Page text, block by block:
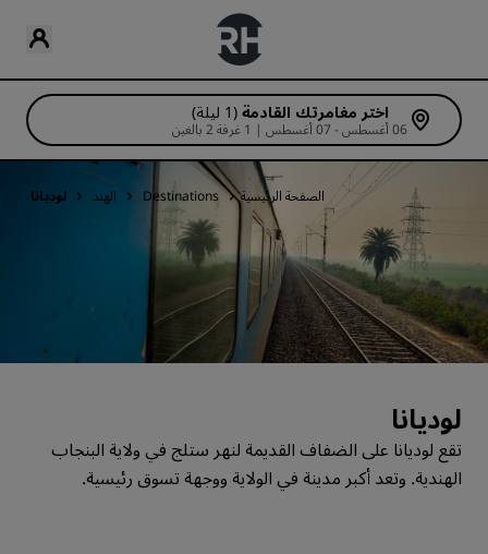
اختر مغامرتك القادمة (1 ليلة)
06 أغسطس - 07 أغسطس | 1 غرفة 2 بالغين
الصفحة الرئيسية Destinations الهند لوديانا
لوديانا
تقع لوديانا على الضفاف القديمة لنهر ستلج في ولاية البنجاب
الهندية. وتعد أكبر مدينة في الولاية ووجهة تسوق رئيسية.